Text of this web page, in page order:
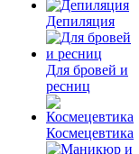
Депиляция
Для бровей и
ресниц
Космецевтика